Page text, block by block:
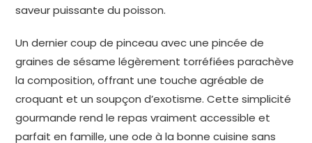
saveur puissante du poisson.
Un dernier coup de pinceau avec une pincée de
graines de sésame légèrement torréfiées parachève
la composition, offrant une touche agréable de
croquant et un soupçon d’exotisme. Cette simplicité
gourmande rend le repas vraiment accessible et
parfait en famille, une ode à la bonne cuisine sans